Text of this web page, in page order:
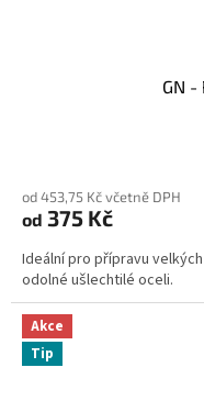
GN -
od 453,75 Kč včetně DPH
od 375 Kč
Ideální pro přípravu
odolné ušlechtilé oceli.
Akce
Tip